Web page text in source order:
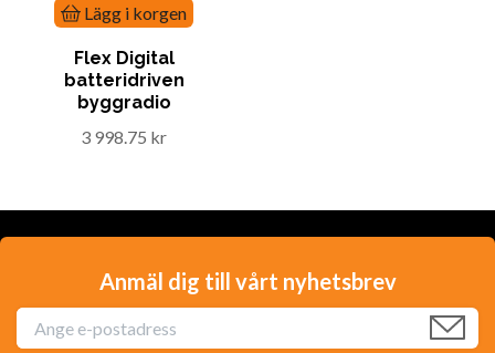
Lägg i korgen
Flex Digital
batteridriven
byggradio
3 998.75 kr
Anmäl dig till vårt nyhetsbrev